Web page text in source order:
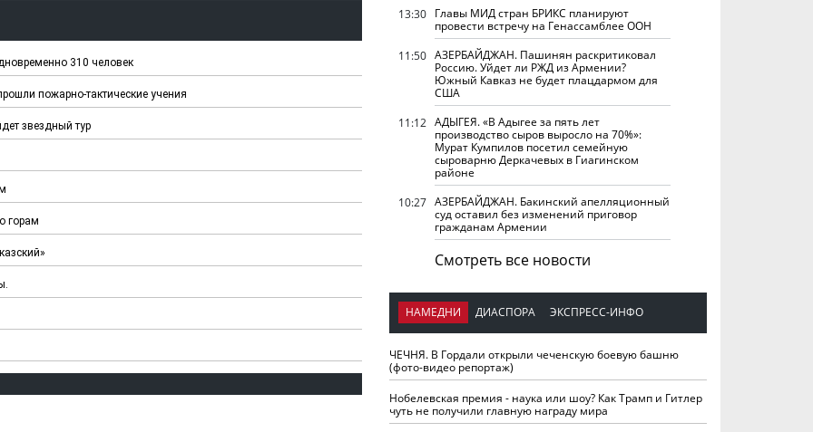
310 человек
пожарно-тактические учения
звездный тур
горам
13:30 Главы МИД стран БРИКС планируют
провести встречу на Генассамблее ООН
11:50 АЗЕРБАЙДЖАН. Пашинян раскритиковал
Россию. Уйдет ли РЖД из Армении?
Южный Кавказ не будет плацдармом для
США
11:12 АДЫГЕЯ. «В Адыгее за пять лет
производство сыров выросло на 70%»:
Мурат Кумпилов посетил семейную
сыроварню Деркачевых в Гиагинском
районе
10:27 АЗЕРБАЙДЖАН. Бакинский апелляционный
суд оставил без изменений приговор
гражданам Армении
Смотреть все новости
НАМЕДНИ ДИАСПОРА ЭКСПРЕСС-ИНФО
ЧЕЧНЯ. В Гордали открыли чеченскую боевую башню
(фото-видео репортаж)
Нобелевская премия - наука или шоу? Как Трамп и Гитлер
чуть не получили главную награду мира